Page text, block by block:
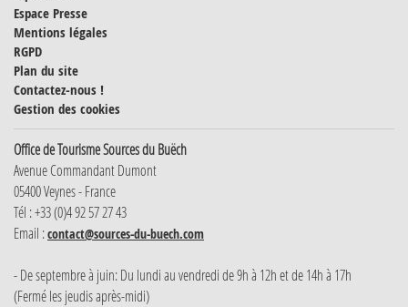
Espace Presse
Mentions légales
RGPD
Plan du site
Contactez-nous !
Gestion des cookies
Office de Tourisme Sources du Buëch
Avenue Commandant Dumont
05400 Veynes - France
Tél : +33 (0)4 92 57 27 43
Email :contact@sources-du-buech.com
- De septembre à juin: Du lundi au vendredi de 9h à 12h et de 14h à 17h
(Fermé les jeudis après-midi)